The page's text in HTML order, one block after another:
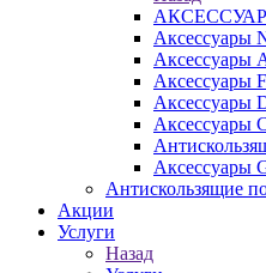
Аксессуары
Аксессуары
Аксессуары
Аксессуары
Аксессуары
Аксессуары
Антискользящие
Акции
Услуги
Назад